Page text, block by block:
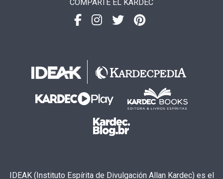
COMPARTE EL KARDEC
IDEAK (Instituto Espírita de Divulgación Allan Kardec) es el